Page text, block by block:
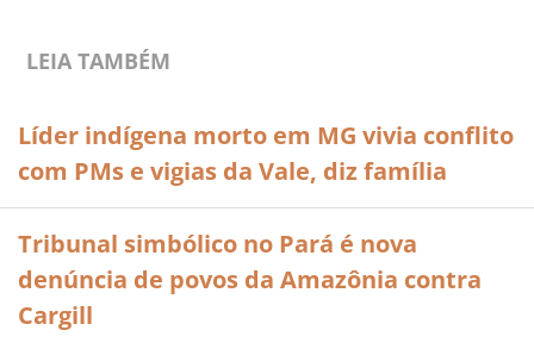
LEIA TAMBÉM
Líder indígena morto em MG vivia conflito
com PMs e vigias da Vale, diz família
Tribunal simbólico no Pará é nova
denúncia de povos da Amazônia contra
Cargill